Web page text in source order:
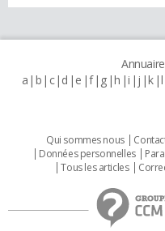
a b c d e f g h i j k l
Qui sommes nous
Données personnelles
Tous les articles